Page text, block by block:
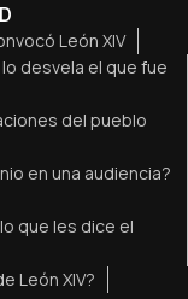
León XIV
desvela el que fue
del pueblo
en una audiencia?
que les dice el
León XIV?